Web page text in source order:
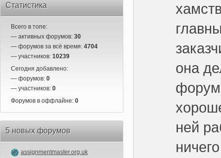
Статистика
Всего в топе:
— активных форумов: 30
— форумов за всё время: 4704
— участников: 10239
Сегодня добавлено:
— форумов: 0
— участников: 0
Форумов в оффлайне: 0
5 новых форумов
assignmentmaster.org.uk
она
ней